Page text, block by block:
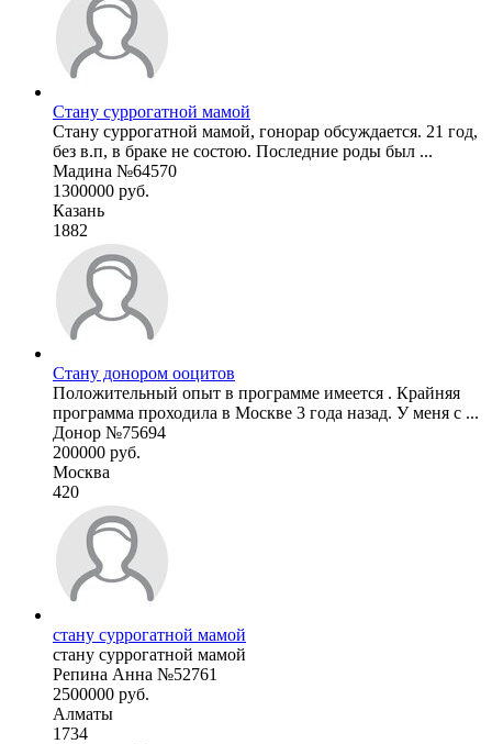
Стану суррогатной мамой
Стану суррогатной мамой, гонорар обсуждается. 21 год,
без в.п, в браке не состою. Последние роды был ...
Мадина №64570
1300000 руб.
Казань
1882
Стану донором ооцитов
Положительный опыт в программе имеется . Крайняя
программа проходила в Москве 3 года назад. У меня с ...
Донор №75694
200000 руб.
Москва
420
стану суррогатной мамой
стану суррогатной мамой
Репина Анна №52761
2500000 руб.
Алматы
1734